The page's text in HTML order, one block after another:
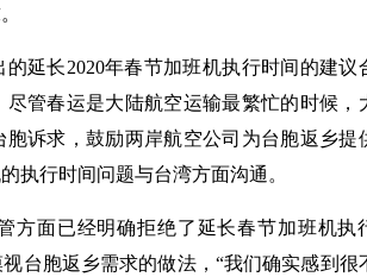
延长2020年春节加班机执行时间的建议
管春运是大陆航空运输最繁忙的时候，
诉求，鼓励两岸航空公司为台胞返乡提
执行时间问题与台湾方面沟通。
方面已经明确拒绝了延长春节加班机执
台胞返乡需求的做法，“我们确实感到很